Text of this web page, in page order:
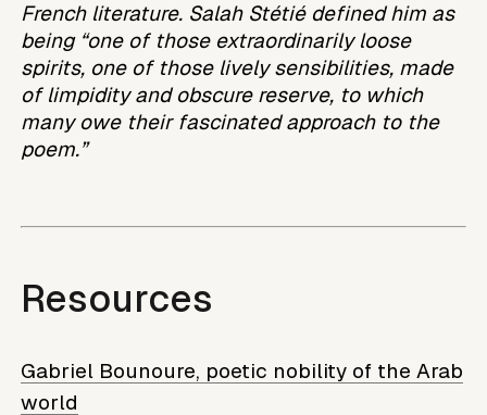
French literature. Salah Stétié defined him as
being “one of those extraordinarily loose
spirits, one of those lively sensibilities, made
of limpidity and obscure reserve, to which
many owe their fascinated approach to the
poem.”
Resources
Gabriel Bounoure, poetic nobility of the Arab
world